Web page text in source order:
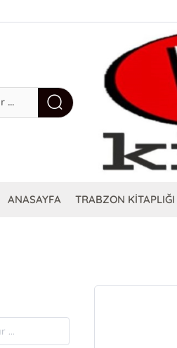
ANASAYFA TRABZON KİTAPLIĞI